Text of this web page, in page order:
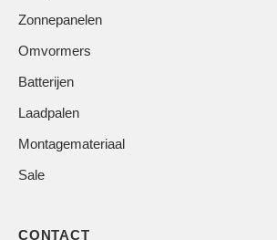
Zonnepanelen
Omvormers
Batterijen
Laadpalen
Montagemateriaal
Sale
CONTACT